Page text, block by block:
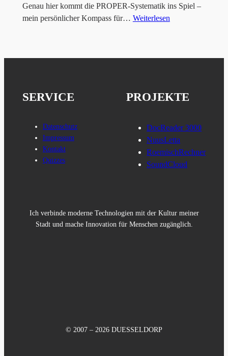
Genau hier kommt die PROPER-Systematik ins Spiel –
mein persönlicher Kompass für… Weiterlesen
SERVICE
Datenschutz
Impressum
Kontakt
Quizzes
PROJEKTE
DocReader 3000
NuusLetta
RoemischRechner
SoundCloud
Ich verbinde moderne Technologien mit der Kultur meiner
Stadt und mache Innovation für Menschen zugänglich.
© 2007 – 2026 DUESSELDORP